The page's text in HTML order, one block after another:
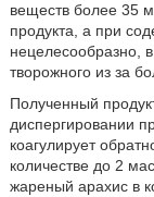
веществ более 35
продукта, а при
нецелесообразно,
творожного из за
Полученный
диспергировании
коагулирует
количестве до 2
жареный арахис в